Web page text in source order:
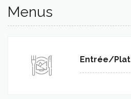
Menus
Entrée/plat